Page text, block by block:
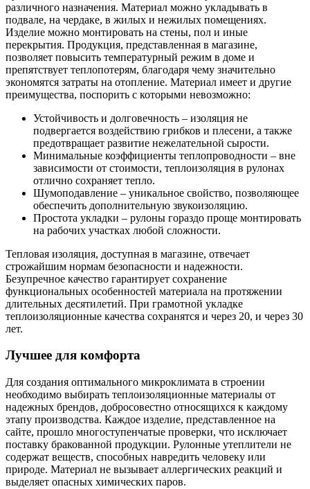
различного назначения. Материал можно укладывать в
подвале, на чердаке, в жилых и нежилых помещениях.
Изделие можно монтировать на стены, пол и иные
перекрытия. Продукция, представленная в магазине,
позволяет повысить температурный режим в доме и
препятствует теплопотерям, благодаря чему значительно
экономятся затраты на отопление. Материал имеет и другие
преимущества, поспорить с которыми невозможно:
Устойчивость и долговечность – изоляция не
подвергается воздействию грибков и плесени, а также
предотвращает развитие нежелательной сырости.
Минимальные коэффициенты теплопроводности – вне
зависимости от стоимости, теплоизоляция в рулонах
отлично сохраняет тепло.
Шумоподавление – уникальное свойство, позволяющее
обеспечить дополнительную звукоизоляцию.
Простота укладки – рулоны гораздо проще монтировать
на рабочих участках любой сложности.
Тепловая изоляция, доступная в магазине, отвечает
строжайшим нормам безопасности и надежности.
Безупречное качество гарантирует сохранение
функциональных особенностей материала на протяжении
длительных десятилетий. При грамотной укладке
теплоизоляционные качества сохранятся и через 20, и через 30
лет.
Лучшее для комфорта
Для создания оптимального микроклимата в строении
необходимо выбирать теплоизоляционные материалы от
надежных брендов, добросовестно относящихся к каждому
этапу производства. Каждое изделие, представленное на
сайте, прошло многоступенчатые проверки, что исключает
поставку бракованной продукции. Рулонные утеплители не
содержат веществ, способных навредить человеку или
природе. Материал не вызывает аллергических реакций и
выделяет опасных химических паров.